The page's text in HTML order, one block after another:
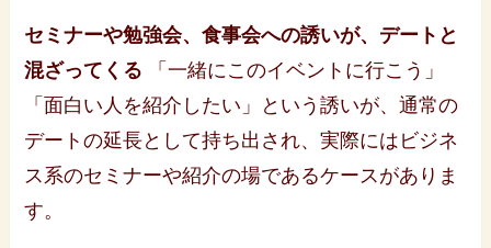
セミナーや勉強会、食事会への誘いが、デートと
混ざってくる 「一緒にこのイベントに行こう」
「面白い人を紹介したい」という誘いが、通常の
デートの延長として持ち出され、実際にはビジネ
ス系のセミナーや紹介の場であるケースがありま
す。